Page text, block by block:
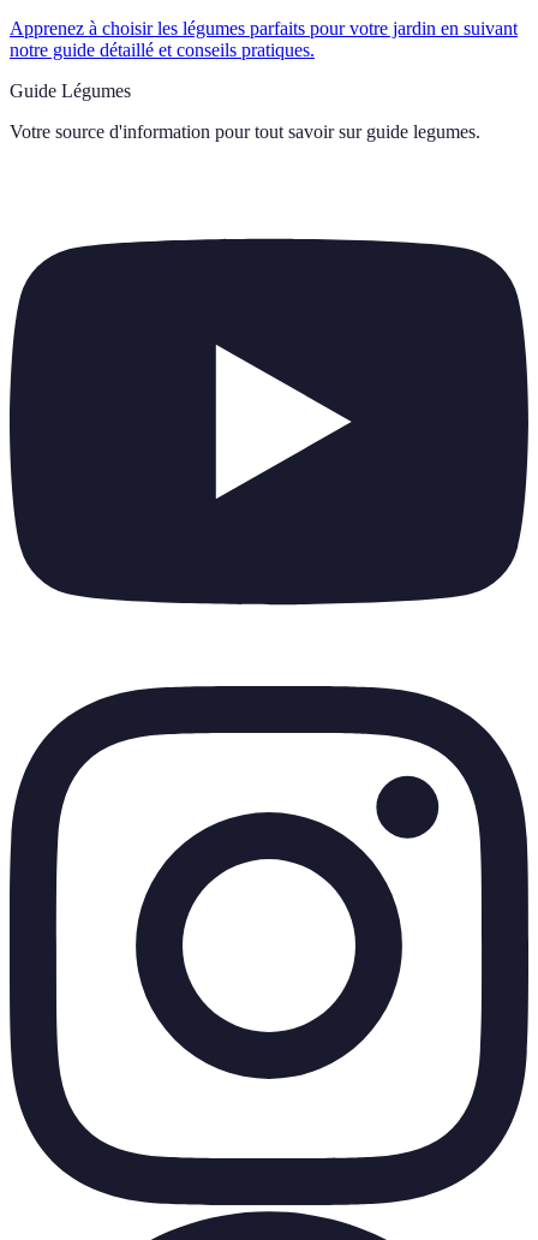
Apprenez à choisir les légumes parfaits pour votre jardin en suivant
notre guide détaillé et conseils pratiques.
Guide Légumes
Votre source d'information pour tout savoir sur guide legumes.